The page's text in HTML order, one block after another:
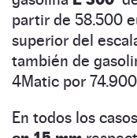
partir de 58.500
superior del
también de
4Matic por
En todos los